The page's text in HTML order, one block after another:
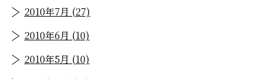
2010年7月 (27)
2010年6月 (10)
2010年5月 (10)